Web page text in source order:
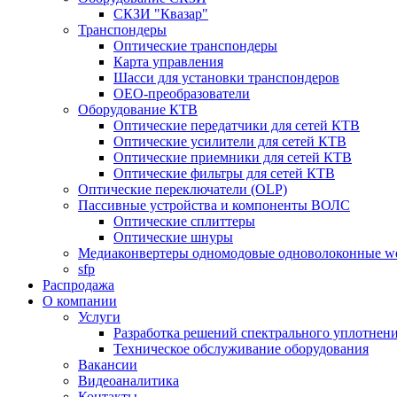
СКЗИ "Квазар"
Транспондеры
Оптические транспондеры
Карта управления
Шасси для установки транспондеров
OEO-преобразователи
Оборудование КТВ
Оптические передатчики для сетей КТВ
Оптические усилители для сетей КТВ
Оптические приемники для сетей КТВ
Оптические фильтры для сетей КТВ
Оптические переключатели (OLP)
Пассивные устройства и компоненты ВОЛС
Оптические сплиттеры
Оптические шнуры
Медиаконвертеры одномодовые одноволоконные
sfp
Распродажа
О компании
Услуги
Разработка решений спектрального
Техническое обслуживание оборудования
Вакансии
Видеоаналитика